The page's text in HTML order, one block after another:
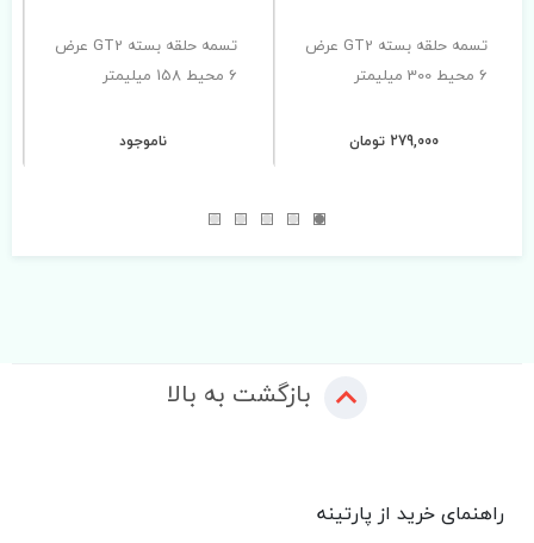
تسمه حلقه بسته GT2 عرض
6 محیط 300 میلیمتر
279,000 تومان
تسمه حلقه بسته GT2 عرض
6 محیط 158 میلیمتر
ناموجود
بازگشت به بالا
راهنمای خرید از پارتینه